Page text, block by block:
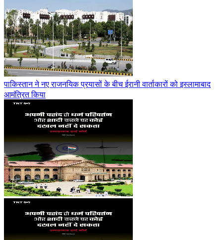
पाकिस्तान ने नए राजनयिक प्रयासों के बीच ईरानी वार्ताकारों को इस्लामाबाद
आमंत्रित किया